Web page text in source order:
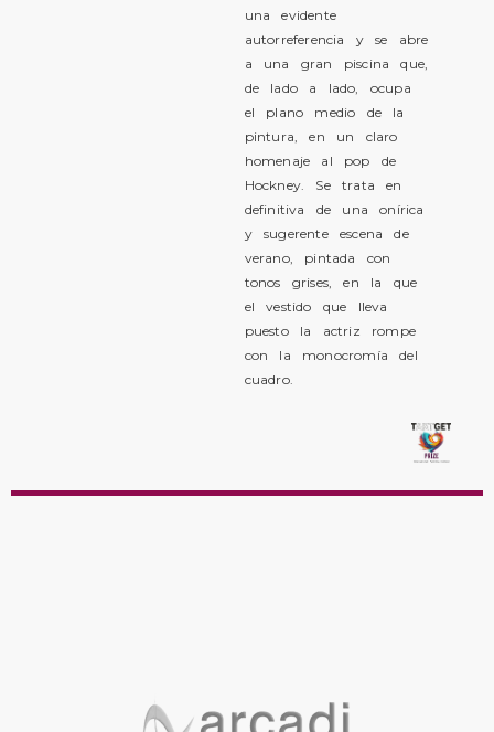
una evidente
autorreferencia y se abre
a una gran piscina que,
de lado a lado, ocupa
el plano medio de la
pintura, en un claro
homenaje al pop de
Hockney. Se trata en
definitiva de una onírica
y sugerente escena de
verano, pintada con
tonos grises, en la que
el vestido que lleva
puesto la actriz rompe
con la monocromía del
cuadro.